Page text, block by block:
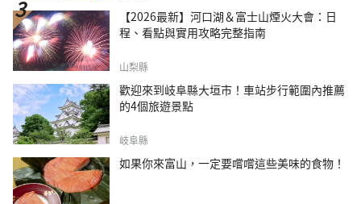
【2026最新】河口湖＆富士山煙火大會：日
程、看點與實用攻略完整指南
山梨縣
歡迎來到岐阜縣大垣市！車站步行範圍內推薦
的4個旅遊景點
岐阜縣
如果你來富山，一定要嚐嚐這些美味的食物！